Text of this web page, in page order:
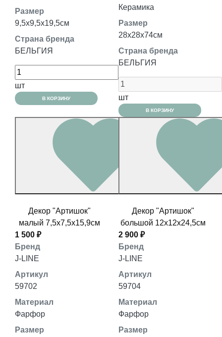
Размер
9,5x9,5x19,5см
Страна бренда
БЕЛЬГИЯ
шт
В КОРЗИНУ
Керамика
Размер
28x28x74см
Страна бренда
БЕЛЬГИЯ
шт
В КОРЗИНУ
Декор "Артишок"
малый 7,5x7,5x15,9см
1 500 ₽
Бренд
J-LINE
Артикул
59702
Материал
Фарфор
Размер
Декор "Артишок"
большой 12x12x24,5см
2 900 ₽
Бренд
J-LINE
Артикул
59704
Материал
Фарфор
Размер